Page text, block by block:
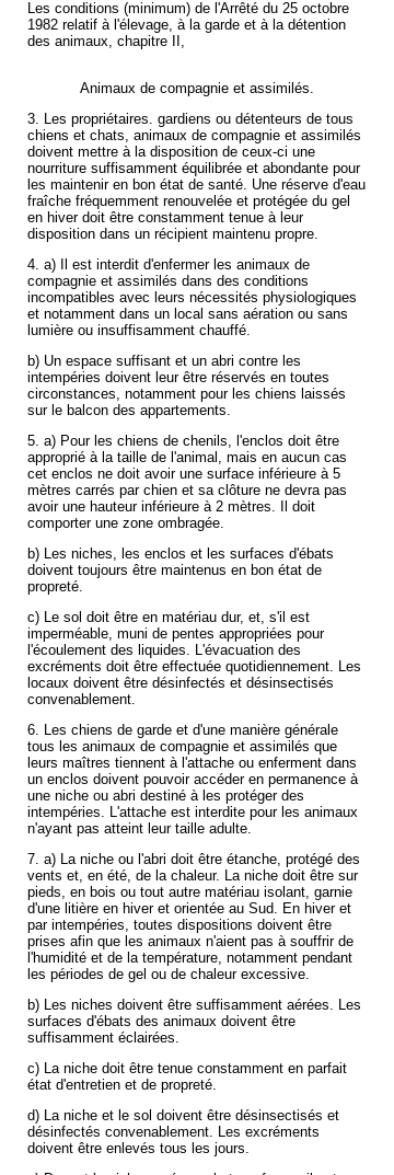
Les conditions (minimum) de l'Arrêté du 25 octobre
1982 relatif à l'élevage, à la garde et à la détention
des animaux, chapitre II,
Animaux de compagnie et assimilés.
3. Les propriétaires. gardiens ou détenteurs de tous
chiens et chats, animaux de compagnie et assimilés
doivent mettre à la disposition de ceux-ci une
nourriture suffisamment équilibrée et abondante pour
les maintenir en bon état de santé. Une réserve d'eau
fraîche fréquemment renouvelée et protégée du gel
en hiver doit être constamment tenue à leur
disposition dans un récipient maintenu propre.
4. a) Il est interdit d'enfermer les animaux de
compagnie et assimilés dans des conditions
incompatibles avec leurs nécessités physiologiques
et notamment dans un local sans aération ou sans
lumière ou insuffisamment chauffé.
b) Un espace suffisant et un abri contre les
intempéries doivent leur être réservés en toutes
circonstances, notamment pour les chiens laissés
sur le balcon des appartements.
5. a) Pour les chiens de chenils, l'enclos doit être
approprié à la taille de l'animal, mais en aucun cas
cet enclos ne doit avoir une surface inférieure à 5
mètres carrés par chien et sa clôture ne devra pas
avoir une hauteur inférieure à 2 mètres. Il doit
comporter une zone ombragée.
b) Les niches, les enclos et les surfaces d'ébats
doivent toujours être maintenus en bon état de
propreté.
c) Le sol doit être en matériau dur, et, s'il est
imperméable, muni de pentes appropriées pour
l'écoulement des liquides. L'évacuation des
excréments doit être effectuée quotidiennement. Les
locaux doivent être désinfectés et désinsectisés
convenablement.
6. Les chiens de garde et d'une manière générale
tous les animaux de compagnie et assimilés que
leurs maîtres tiennent à l'attache ou enferment dans
un enclos doivent pouvoir accéder en permanence à
une niche ou abri destiné à les protéger des
intempéries. L'attache est interdite pour les animaux
n'ayant pas atteint leur taille adulte.
7. a) La niche ou l'abri doit être étanche, protégé des
vents et, en été, de la chaleur. La niche doit être sur
pieds, en bois ou tout autre matériau isolant, garnie
d'une litière en hiver et orientée au Sud. En hiver et
par intempéries, toutes dispositions doivent être
prises afin que les animaux n'aient pas à souffrir de
l'humidité et de la température, notamment pendant
les périodes de gel ou de chaleur excessive.
b) Les niches doivent être suffisamment aérées. Les
surfaces d'ébats des animaux doivent être
suffisamment éclairées.
c) La niche doit être tenue constamment en parfait
état d'entretien et de propreté.
d) La niche et le sol doivent être désinsectisés et
désinfectés convenablement. Les excréments
doivent être enlevés tous les jours.